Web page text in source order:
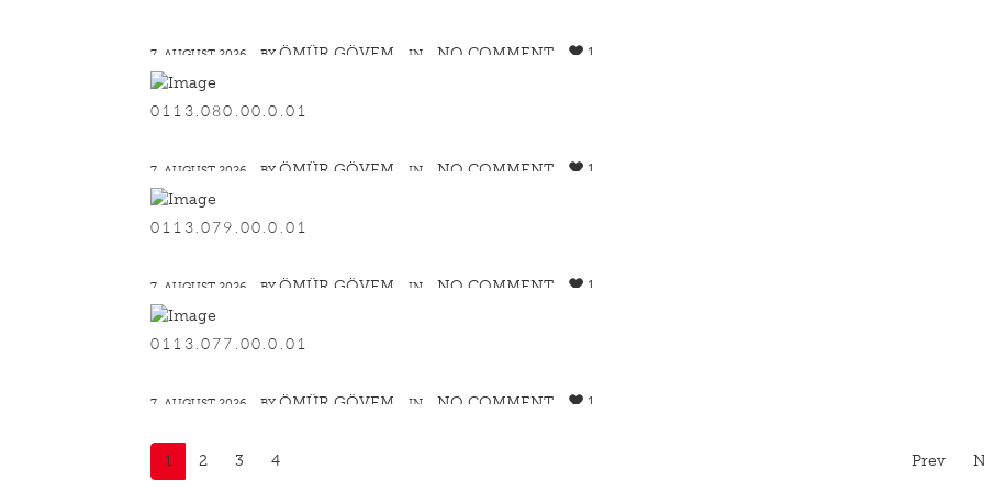
7. AUGUST 2026 BY ÖMÜR GÖVEM IN NO COMMENT 1
0113.080.00.0.01
7. AUGUST 2026 BY ÖMÜR GÖVEM IN NO COMMENT 1
0113.079.00.0.01
7. AUGUST 2026 BY ÖMÜR GÖVEM IN NO COMMENT 1
0113.077.00.0.01
7. AUGUST 2026 BY ÖMÜR GÖVEM IN NO COMMENT 1
1
c
2 3 4 Prev